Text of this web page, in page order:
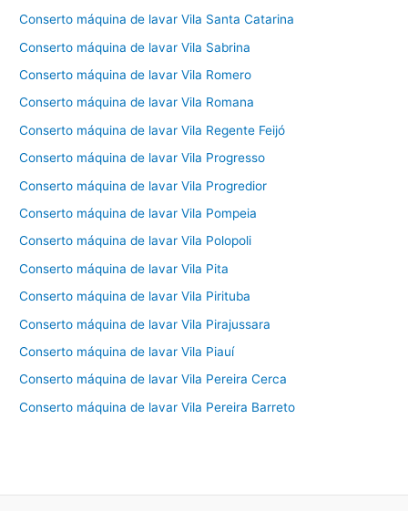
Conserto máquina de lavar Vila Santa Catarina
Conserto máquina de lavar Vila Sabrina
Conserto máquina de lavar Vila Romero
Conserto máquina de lavar Vila Romana
Conserto máquina de lavar Vila Regente Feijó
Conserto máquina de lavar Vila Progresso
Conserto máquina de lavar Vila Progredior
Conserto máquina de lavar Vila Pompeia
Conserto máquina de lavar Vila Polopoli
Conserto máquina de lavar Vila Pita
Conserto máquina de lavar Vila Pirituba
Conserto máquina de lavar Vila Pirajussara
Conserto máquina de lavar Vila Piauí
Conserto máquina de lavar Vila Pereira Cerca
Conserto máquina de lavar Vila Pereira Barreto